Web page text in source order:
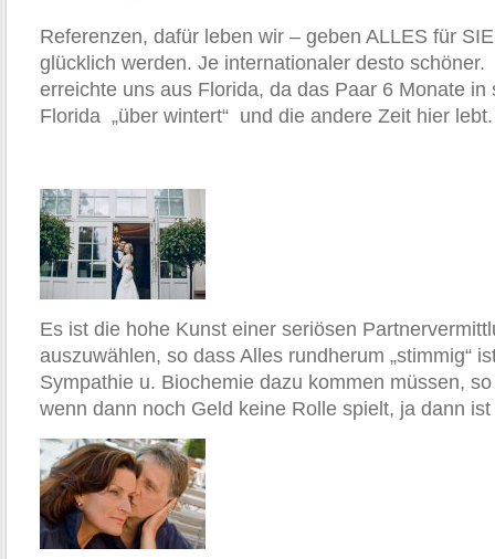
Referenzen, dafür leben wir – geben ALLES für
glücklich werden. Je internationaler desto
erreichte uns aus Florida, da das Paar 6 Monate in
Florida „über wintert“ und die andere Zeit hier lebt.
Es ist die hohe Kunst einer seriösen
auszuwählen, so dass Alles rundherum „stimmig“
Sympathie u. Biochemie dazu kommen müssen,
wenn dann noch Geld keine Rolle spielt, ja dann